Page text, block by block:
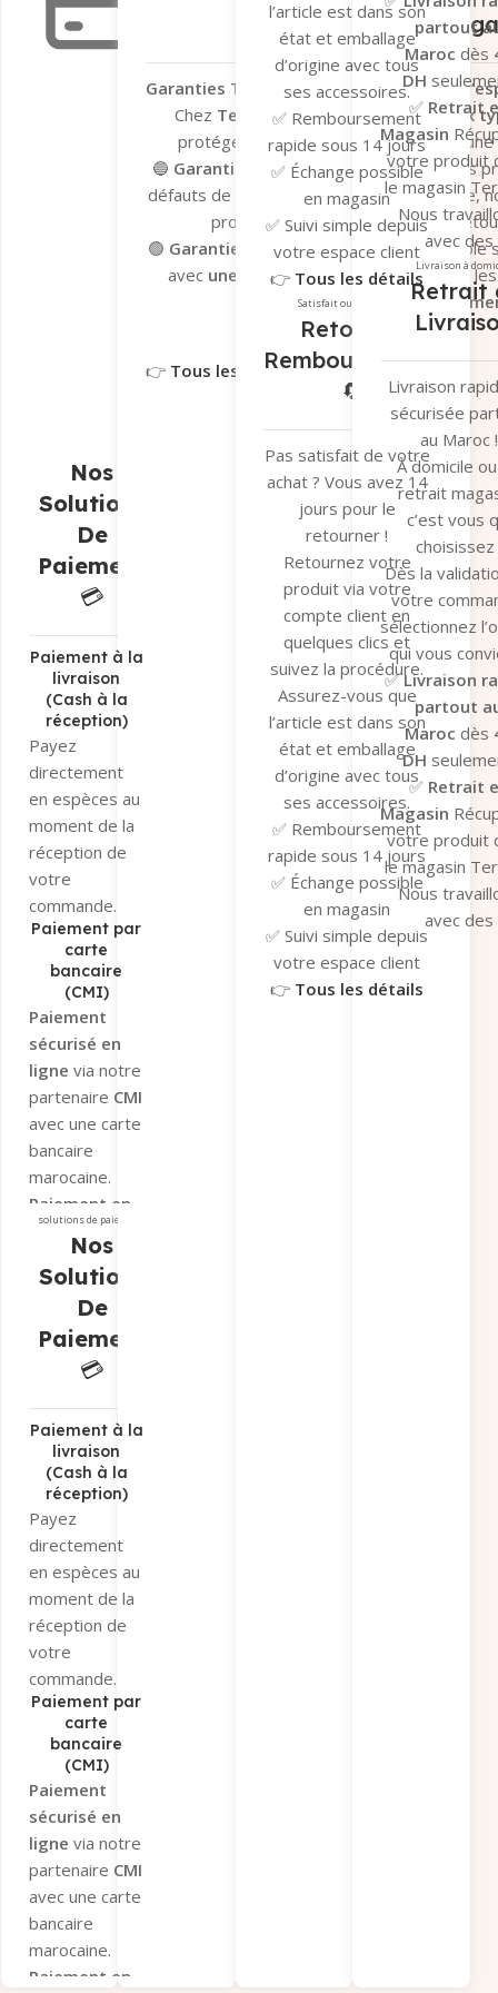
Nos
Solutions
De
Paiement
💳
Paiement à la
livraison
(Cash à la
réception)
Payez
directement
en espèces au
moment de la
réception de
votre
commande.
Paiement par
carte
bancaire
(CMI)
Paiement
sécurisé en
ligne via notre
partenaire CMI
avec une carte
bancaire
marocaine.
Paiement en
magasin si
vous préférez
récupérer
commande sur
virement
bancaire
Sélectionnez «
Paiement par
virement » et
recevez nos
bancaires par
WhatsApp.
Uniquement
Virement
Interbancaire
Immédiat.
Envoyez-nous
lapreuve de
paiement
pour
validation.
Paiement sous
12 heures
solutions de paiement
Nos
Solutions
De
Paiement
💳
Paiement à la
livraison
(Cash à la
réception)
Payez
directement
en espèces au
moment de la
réception de
votre
commande.
Paiement par
carte
bancaire
(CMI)
Paiement
sécurisé en
ligne via notre
partenaire CMI
avec une carte
bancaire
marocaine.
Paiement en
Garantie
Garanties Tera.ma – Votre tranquillité
Chez Tera.ma, nous vous offronsdeux
protéger vos achats et vous garantir une
🔵 Garantie du fabricant– Valable sur les
défauts de fabrication. En cas de problème,
processus de dépannage et de
🟢 Garantie Tera.ma Seconde Vie– Valable
avec une couverture de 6 moiscontre les
réparation ou
Garantie du fabricant​ Garantie
👉 Tous les détails ici
l’article est dans son
état et emballage
d’origine avec tous
ses accessoires.
✅ Remboursement
rapide sous 14 jours
✅ Échange possible
en magasin
✅ Suivi simple depuis
votre espace client
👉 Tous les détails
ici
Satisfait ou remboursé
Retour et
Remboursement
🔄
Pas satisfait de votre
achat ? Vous avez 14
jours pour le
retourner !
Retournez votre
produit via votre
compte client en
quelques clics et
suivez la procédure.
Assurez-vous que
l’article est dans son
état et emballage
d’origine avec tous
ses accessoires.
✅ Remboursement
rapide sous 14 jours
✅ Échange possible
en magasin
✅ Suivi simple depuis
votre espace client
👉 Tous les détails
partout
Maroc dès
DH
✅ Retrait
Magasin
votre produit
le magasin
Nous
avec des
fiables pour
un suivi en
colis.
👉Tous les
ici
Livraison à
Retrait
Livraison
sécurisée
au Maroc !
À domicile
retrait
c’est vous
choisissez
Dès la
votre
sélectionnez
qui vous
✅Livraison
partout
Maroc dès
DH
✅ Retrait
Magasin
votre produit
le magasin
Nous
avec des
fiables pour
un suivi en